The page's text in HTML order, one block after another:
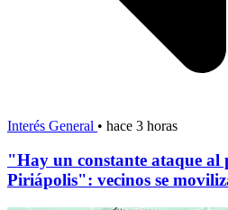
Interés General • hace 3 horas
"Hay un constante ataque al
Piriápolis": vecinos se